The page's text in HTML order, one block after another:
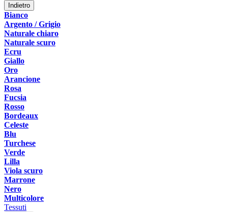
Indietro
Bianco
Argento / Grigio
Naturale chiaro
Naturale scuro
Ecru
Giallo
Oro
Arancione
Rosa
Fucsia
Rosso
Bordeaux
Celeste
Blu
Turchese
Verde
Lilla
Viola scuro
Marrone
Nero
Multicolore
Tessuti